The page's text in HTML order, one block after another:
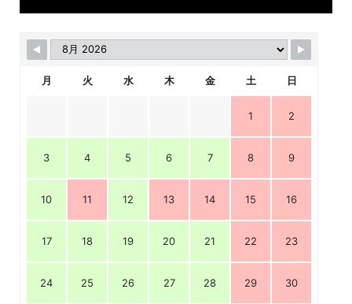
月 火 水 木 金 土 日
1 2
3 4 5 6 7 8 9
10 11 12 13 14 15 16
17 18 19 20 21 22 23
24 25 26 27 28 29 30